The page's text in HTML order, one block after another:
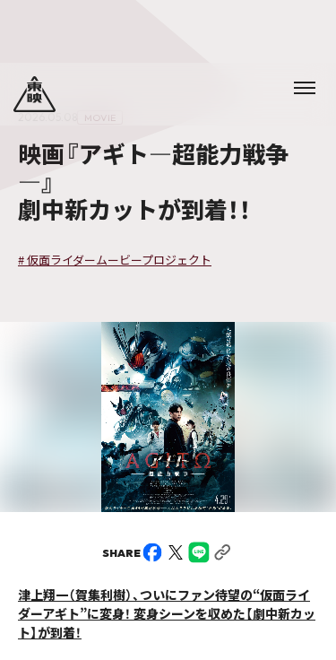
MOVIE
映画『アギト—超能力戦争
—』
劇中新カットが到着！！
#仮面ライダームービープロジェクト
SHARE
津上翔一（賀集利樹）、ついにファン待望の“仮面ライ
ダーアギト”に変身！ 変身シーンを収めた【劇中新カッ
ト】が到着！